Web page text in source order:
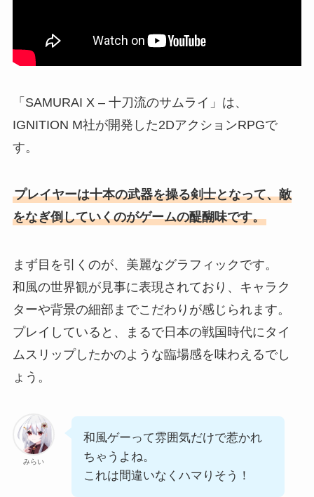
「SAMURAI X – 十刀流のサムライ」は、
IGNITION M社が開発した2DアクションRPGで
す。
プレイヤーは十本の武器を操る剣士となって、敵
をなぎ倒していくのがゲームの醍醐味です。
まず目を引くのが、美麗なグラフィックです。
和風の世界観が見事に表現されており、キャラク
ターや背景の細部までこだわりが感じられます。
プレイしていると、まるで日本の戦国時代にタイ
ムスリップしたかのような臨場感を味わえるでし
ょう。
みらい
和風ゲーって雰囲気だけで惹かれ
ちゃうよね。
これは間違いなくハマりそう！